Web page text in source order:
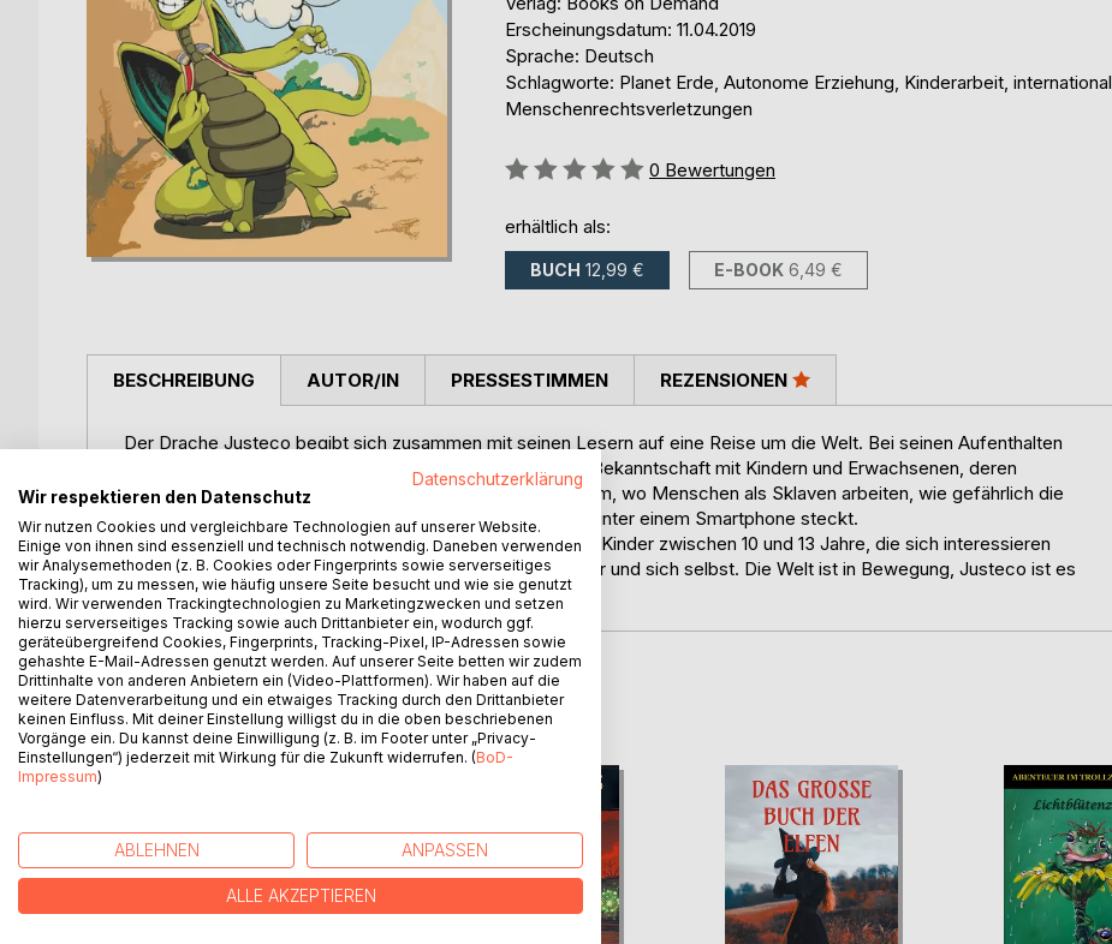
Erscheinungsdatum: 11.04.2019
Sprache: Deutsch
Schlagworte: Planet Erde, Autonome Erziehung, Kinderarbeit, international,
Menschenrechtsverletzungen
Bewertung::
0 Bewertungen
erhältlich als:
BUCH 12,99 € E-BOOK 6,49 €
BESCHREIBUNG
Der Drache Justeco begibt sich zusammen mit seinen Lesern auf eine Reise um die Welt. Bei seinen Aufenthalten
gerät Justeco in spannende Abenteuer und macht dabei Bekanntschaft mit Kindern und Erwachsenen, deren
Menschenrechte verletzt werden. Er erfährt unter anderem, wo Menschen als Sklaven arbeiten, wie gefährlich die
Herstellung von Schokolade ist und wie viel Ausbeutung hinter einem Smartphone steckt.
Justeco - Menschenrechte für alle Kinder ist ein Buch für Kinder zwischen 10 und 13 Jahre, die sich interessieren
und einsetzen: für unseren Planeten Erde, seine Bewohner und sich selbst. Die Welt ist in Bewegung, Justeco ist es
auch.
AUTOR/IN PRESSESTIMMEN REZENSIONEN
WEITERE TITEL BEIBoD
Datenschutzerklärung
Wir respektieren den Datenschutz
Wir nutzen Cookies und vergleichbare Technologien auf unserer Website.
Einige von ihnen sind essenziell und technisch notwendig. Daneben verwenden
wir Analysemethoden (z. B. Cookies oder Fingerprints sowie serverseitiges
Tracking), um zu messen, wie häufig unsere Seite besucht und wie sie genutzt
wird. Wir verwenden Trackingtechnologien zu Marketingzwecken und setzen
hierzu serverseitiges Tracking sowie auch Drittanbieter ein, wodurch ggf.
geräteübergreifend Cookies, Fingerprints, Tracking-Pixel, IP-Adressen sowie
gehashte E-Mail-Adressen genutzt werden. Auf unserer Seite betten wir zudem
Drittinhalte von anderen Anbietern ein (Video-Plattformen). Wir haben auf die
weitere Datenverarbeitung und ein etwaiges Tracking durch den Drittanbieter
keinen Einfluss. Mit deiner Einstellung willigst du in die oben beschriebenen
Vorgänge ein. Du kannst deine Einwilligung (z. B. im Footer unter „Privacy-
Einstellungen“) jederzeit mit Wirkung für die Zukunft widerrufen. (BoD-
Impressum)
ABLEHNEN ANPASSEN
ALLE AKZEPTIEREN